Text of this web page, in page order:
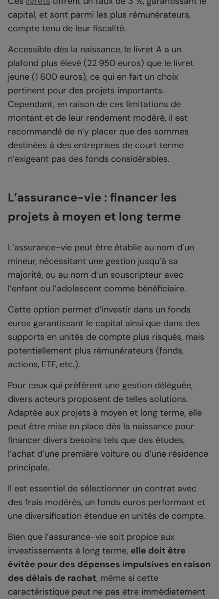
capital, et sont parmi les plus rémunérateurs,
compte tenu de leur fiscalité.
Accessible dès la naissance, le livret A a un
plafond plus élevé (22 950 euros) que le livret
jeune (1 600 euros), ce qui en fait un choix
pertinent pour des projets importants.
Cependant, en raison de ces limitations de
montant et de leur rendement modéré, il est
recommandé de n’y placer que des sommes
destinées à des entreprises de court terme
n’exigeant pas des fonds considérables.
L’assurance-vie : financer les
projets à moyen et long terme
L’assurance-vie peut être établie au nom d’un
mineur, nécessitant une gestion jusqu’à sa
majorité, ou au nom d’un souscripteur avec
l’enfant ou l’adolescent comme bénéficiaire.
Cette option permet d’investir dans un fonds
euros garantissant le capital ainsi que dans des
supports en unités de compte plus risqués, mais
potentiellement plus rémunérateurs (fonds,
actions, ETF, etc.).
Pour ceux qui préfèrent une gestion déléguée,
divers acteurs proposent de telles solutions.
Adaptée aux projets à moyen et long terme, elle
peut être mise en place dès la naissance pour
financer divers besoins tels que des études,
l’achat d’une première voiture ou d’une résidence
principale.
Il est essentiel de sélectionner un contrat avec
des frais modérés, un fonds euros performant et
une diversification étendue en unités de compte.
Bien que l’assurance-vie soit propice aux
investissements à long terme, elle doit être
évitée pour des dépenses impulsives en raison
des délais de rachat, même si cette
caractéristique peut ne pas être immédiatement